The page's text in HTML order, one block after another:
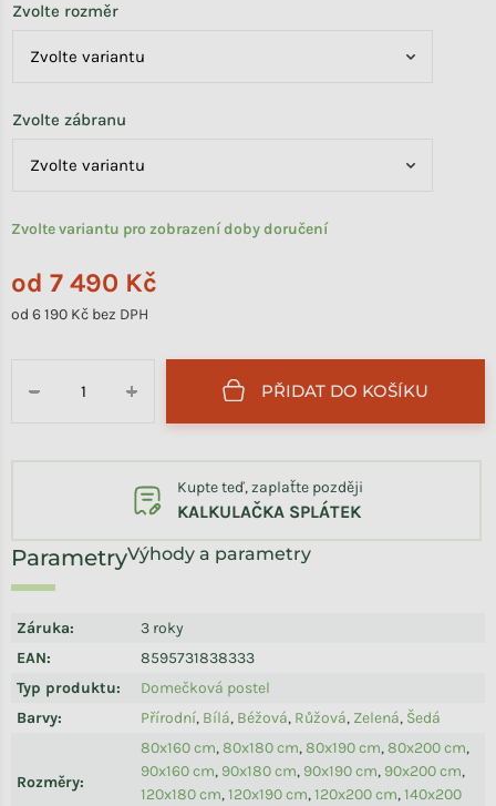
od 7 490 Kč
od 6 190 Kč bez DPH
Zvolte variantu pro zobrazení doby doručení
Zvolte rozměr
Zvolte zábranu
+
− PŘIDAT DO KOŠÍKU
Výhody a parametry
Záruka:
3 roky
EAN:
8595731838333
Typ produktu:
Domečková postel
Barvy: Přírodní, Bílá, Béžová, Růžová, Zelená, Šedá
Rozměry:
80x160 cm,80x180 cm,80x190 cm,80x200 cm,
90x160 cm, 90x180 cm, 90x190 cm, 90x200 cm,
120x180 cm,120x190 cm,120x200 cm,140x200
Kupte teď, zaplaťte později
KALKULAČKA SPLÁTEK